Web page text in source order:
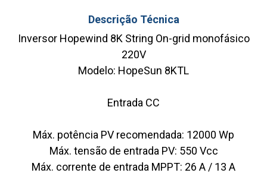
Descrição Técnica
Inversor Hopewind 8K String On-grid monofásico
220V
Modelo: HopeSun 8KTL
Entrada CC
Máx. potência PV recomendada: 12000 Wp
Máx. tensão de entrada PV: 550 Vcc
Máx. corrente de entrada MPPT: 26 A / 13 A